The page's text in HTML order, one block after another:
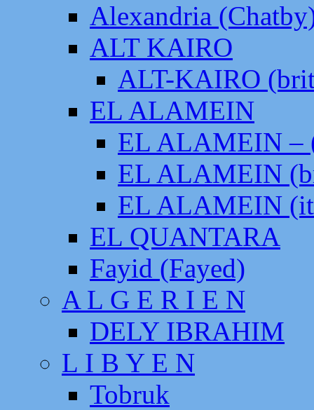
Alexandria
ALT KAIRO
ALT-KAIRO
EL ALAMEIN
EL ALAMEIN –
EL ALAMEIN
EL ALAMEIN
EL QUANTARA
Fayid (Fayed)
A L G E R I E N
DELY IBRAHIM
L I B Y E N
Tobruk